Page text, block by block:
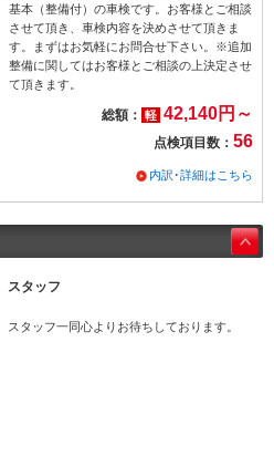
基本（整備付）の車検です。お客様とご相談
させて頂き、車検内容を決めさせて頂きま
す。まずはお気軽にお問合せ下さい。※追加
整備に関してはお客様とご相談の上決定させ
て頂きます。
総額： 軽 42,140円～
点検項目数： 56
内訳･詳細はこちら
スタッフ
スタッフ一同心よりお待ちしております。